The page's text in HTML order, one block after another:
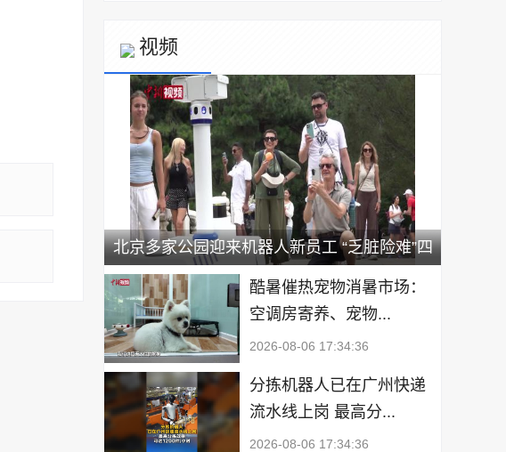
视频
北京多家公园迎来机器人新员工 “乏脏险难”四
类场景优先上岗
酷暑催热宠物消暑市场：
空调房寄养、宠物...
2026-08-06 17:34:36
分拣机器人已在广州快递
流水线上岗 最高分...
2026-08-06 17:34:36